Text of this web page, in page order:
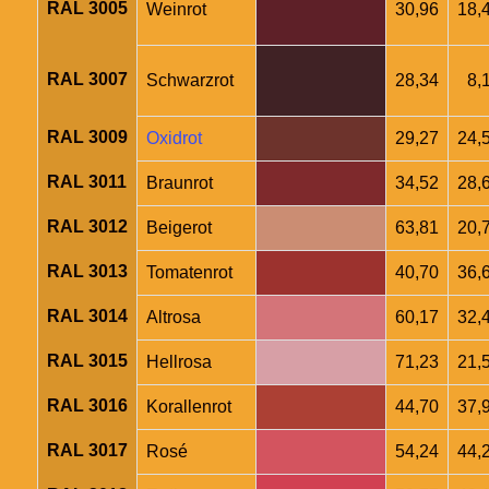
RAL 3005 Weinrot 30,96
RAL 3007 Schwarzrot 28,34
RAL 3009 Oxidrot 29,27
RAL 3011 Braunrot 34,52
RAL 3012 Beigerot 63,81
RAL 3013 Tomatenrot 40,70
RAL 3014 Altrosa 60,17
RAL 3015 Hellrosa 71,23
RAL 3016 Korallenrot 44,70
RAL 3017 Rosé 54,24